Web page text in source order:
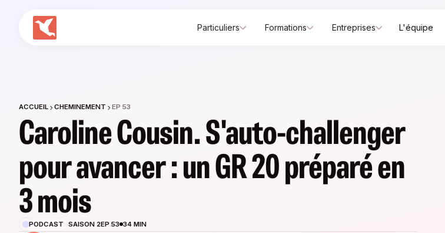
Particuliers Formations Entreprises L'équipe
ACCUEIL CHEMINEMENT EP 53
Caroline Cousin. S'auto-challenger
pour avancer : un GR 20 préparé en
3 mois
PODCAST SAISON 2EP 53 34 MIN